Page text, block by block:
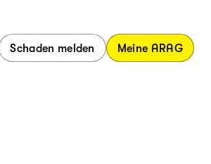
Schaden melden Meine ARAG